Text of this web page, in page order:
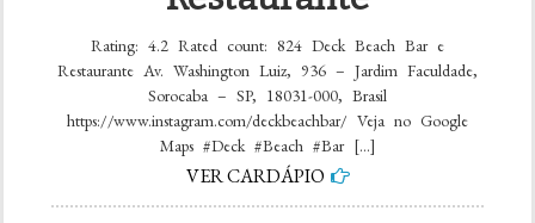
Rating: 4.2 Rated count: 824 Deck Beach Bar e
Restaurante Av. Washington Luiz, 936 – Jardim Faculdade,
Sorocaba – SP, 18031-000, Brasil
https://www.instagram.com/deckbeachbar/ Veja no Google
Maps #Deck #Beach #Bar […]
VER CARDÁPIO